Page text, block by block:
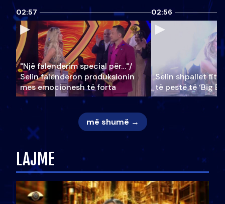
02:57
"Një falenderim special për…"/
Selin falënderon produksionin
mes emocionesh të forta
02:56
Selin shpallet
të pestë të ‘Big
më shumë →
LAJME